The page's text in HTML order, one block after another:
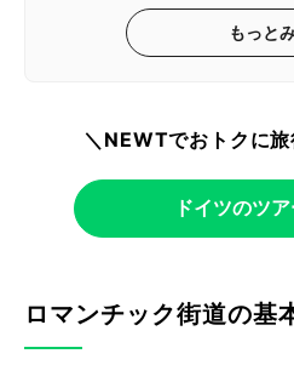
もっと
＼NEWTでおトクに
ドイツのツ
ロマンチック街道の基